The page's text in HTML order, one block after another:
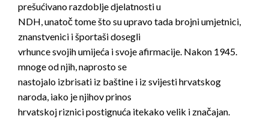
prešućivano razdoblje djelatnosti u
NDH, unatoč tome što su upravo tada brojni umjetnici,
znanstvenici i športaši dosegli
vrhunce svojih umijeća i svoje afirmacije. Nakon 1945.
mnoge od njih, naprosto se
nastojalo izbrisati iz baštine i iz svijesti hrvatskog
naroda, iako je njihov prinos
hrvatskoj riznici postignuća itekako velik i značajan.